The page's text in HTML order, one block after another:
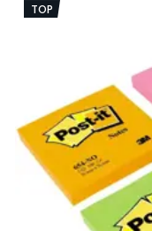
TOP